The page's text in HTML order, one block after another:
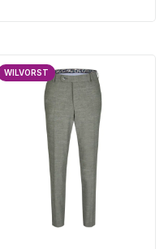
WILVORST